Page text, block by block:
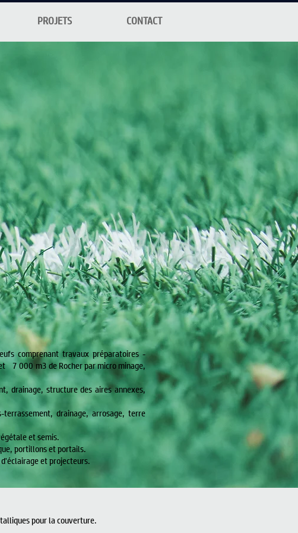
PROJETS CONTACT
comprenant travaux préparatoires -
7 000 m3 de Rocher par micro minage,
drainage, structure des aires annexes,
drainage, arrosage, terre
et semis.
portillons et portails.
et projecteurs.
pour la couverture.